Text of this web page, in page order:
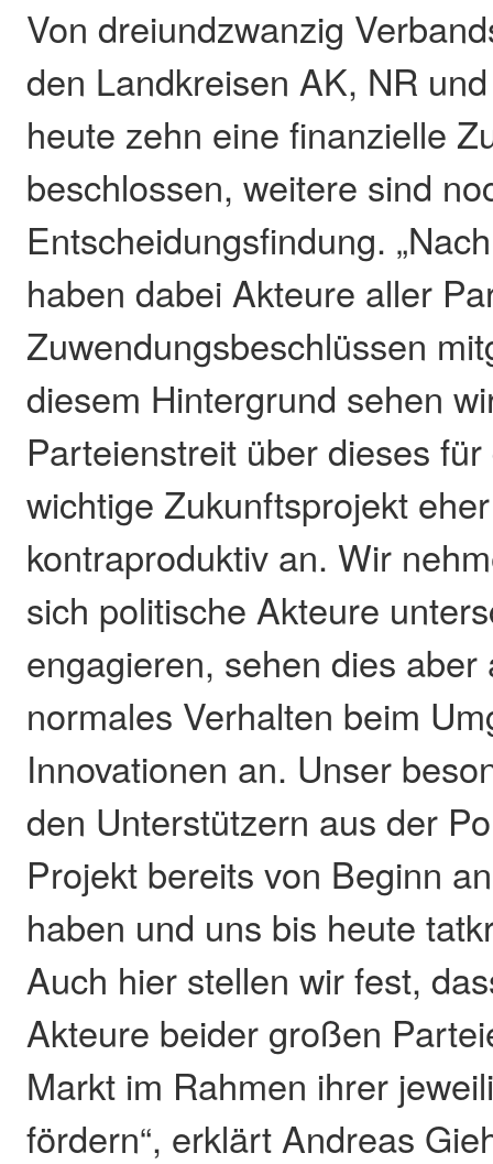
Von dreiundzwanzig
den Landkreisen AK, NR
heute zehn eine finanzielle
beschlossen, weitere sind
Entscheidungsfindung.
haben dabei Akteure aller
Zuwendungsbeschlüssen
diesem Hintergrund sehen
Parteienstreit über dieses
wichtige Zukunftsprojekt
kontraproduktiv an. Wir
sich politische Akteure
engagieren, sehen dies aber
normales Verhalten beim
Innovationen an. Unser
den Unterstützern aus der
Projekt bereits von Beginn
haben und uns bis heute
Auch hier stellen wir fest,
Akteure beider großen
Markt im Rahmen ihrer
fördern“, erklärt Andreas